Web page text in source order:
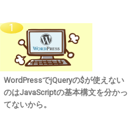
WordPressでjQueryの$が使えない
のはJavaScriptの基本構文を分かっ
てないから。